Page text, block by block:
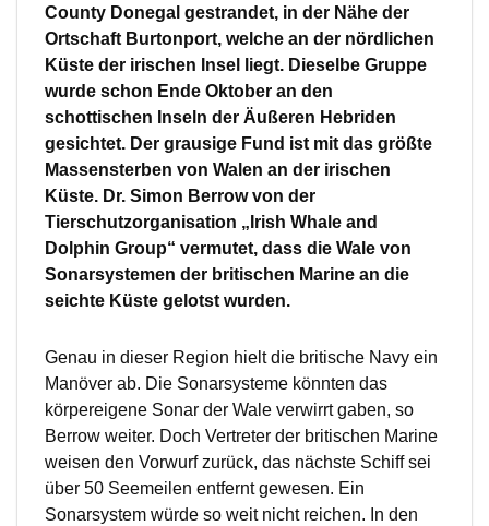
County Donegal gestrandet, in der Nähe der
Ortschaft Burtonport, welche an der nördlichen
Küste der irischen Insel liegt. Dieselbe Gruppe
wurde schon Ende Oktober an den
schottischen Inseln der Äußeren Hebriden
gesichtet. Der grausige Fund ist mit das größte
Massensterben von Walen an der irischen
Küste. Dr. Simon Berrow von der
Tierschutzorganisation „Irish Whale and
Dolphin Group“ vermutet, dass die Wale von
Sonarsystemen der britischen Marine an die
seichte Küste gelotst wurden.
Genau in dieser Region hielt die britische Navy ein
Manöver ab. Die Sonarsysteme könnten das
körpereigene Sonar der Wale verwirrt gaben, so
Berrow weiter. Doch Vertreter der britischen Marine
weisen den Vorwurf zurück, das nächste Schiff sei
über 50 Seemeilen entfernt gewesen. Ein
Sonarsystem würde so weit nicht reichen. In den